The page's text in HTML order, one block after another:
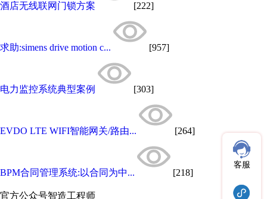
酒店无线联网门锁方案 [222]
求助:simens drive motion c... [957]
电力监控系统典型案例 [303]
EVDO LTE WIFI智能网关/路由... [264]
BPM合同管理系统:以合同为中... [218]
官方公众号智造工程师
客服